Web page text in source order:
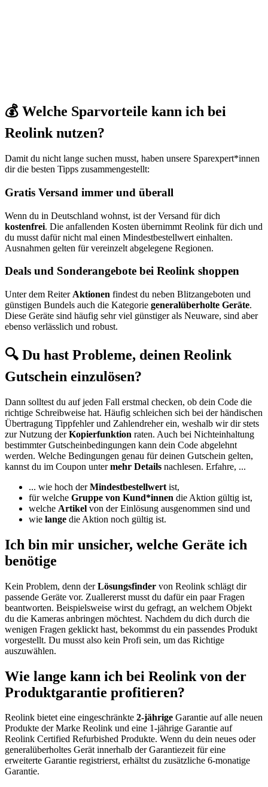
💰 Welche Sparvorteile kann ich bei
Reolink nutzen?
Damit du nicht lange suchen musst, haben unsere Sparexpert*innen
dir die besten Tipps zusammengestellt:
Gratis Versand immer und überall
Wenn du in Deutschland wohnst, ist der Versand für dich
kostenfrei. Die anfallenden Kosten übernimmt Reolink für dich und
du musst dafür nicht mal einen Mindestbestellwert einhalten.
Ausnahmen gelten für vereinzelt abgelegene Regionen.
Deals und Sonderangebote bei Reolink shoppen
Unter dem Reiter Aktionen findest du neben Blitzangeboten und
günstigen Bundels auch die Kategorie generalüberholte Geräte.
Diese Geräte sind häufig sehr viel günstiger als Neuware, sind aber
ebenso verlässlich und robust.
🔍 Du hast Probleme, deinen Reolink
Gutschein einzulösen?
Dann solltest du auf jeden Fall erstmal checken, ob dein Code die
richtige Schreibweise hat. Häufig schleichen sich bei der händischen
Übertragung Tippfehler und Zahlendreher ein, weshalb wir dir stets
zur Nutzung derKopierfunktion raten. Auch bei Nichteinhaltung
bestimmter Gutscheinbedingungen kann dein Code abgelehnt
werden. Welche Bedingungen genau für deinen Gutschein gelten,
kannst du im Coupon untermehr Details nachlesen. Erfahre, ...
... wie hoch derMindestbestellwert ist,
für welche Gruppe von Kund*innen die Aktion gültig ist,
welche Artikel von der Einlösung ausgenommen sind und
wie lange die Aktion noch gültig ist.
Ich bin mir unsicher, welche Geräte ich
benötige
Kein Problem, denn derLösungsfinder von Reolink schlägt dir
passende Geräte vor. Zuallererst musst du dafür ein paar Fragen
beantworten. Beispielsweise wirst du gefragt, an welchem Objekt
du die Kameras anbringen möchtest. Nachdem du dich durch die
wenigen Fragen geklickt hast, bekommst du ein passendes Produkt
vorgestellt. Du musst also kein Profi sein, um das Richtige
auszuwählen.
Wie lange kann ich bei Reolink von der
Produktgarantie profitieren?
Reolink bietet eine eingeschränkte 2-jährige Garantie auf alle neuen
Produkte der Marke Reolink und eine 1-jährige Garantie auf
Reolink Certified Refurbished Produkte. Wenn du dein neues oder
generalüberholtes Gerät innerhalb der Garantiezeit für eine
erweiterte Garantie registrierst, erhältst du zusätzliche 6-monatige
Garantie.